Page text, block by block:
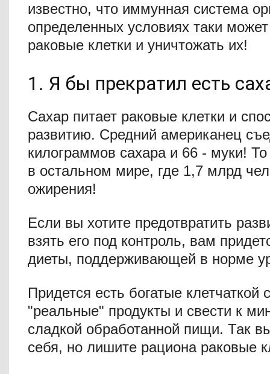
известно, что иммунная система
определенных условиях таки
раковые клетки и уничтожать их!
1. Я бы прекратил есть
Сахар питает раковые клетки и
развитию. Средний американец
килограммов сахара и 66 - муки!
в остальном мире, где 1,7 млрд
ожирения!
Если вы хотите предотвратить
взять его под контроль, вам
диеты, поддерживающей в норме
Придется есть богатые
"реальные" продукты и свести к
сладкой обработанной пищи. Так
себя, но лишите рациона раковые